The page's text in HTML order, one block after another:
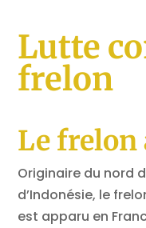
Lutte
frelon
Le frelon
Originaire du nord
d’Indonésie, le
est apparu en